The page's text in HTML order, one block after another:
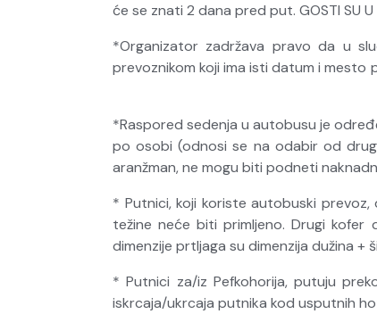
će se znati 2 dana pred put. GOSTI SU U
*Organizator zadržava pravo da u
prevoznikom koji ima isti datum i
*Raspored sedenja u autobusu je
po osobi (odnosi se na odabir od
aranžman, ne mogu biti podneti
* Putnici, koji koriste autobuski
težine neće biti primljeno. Drugi
dimenzije prtljaga su dimenzija dužina +
* Putnici za/iz Pefkohorija, putuju
iskrcaja/ukrcaja putnika kod usputnih